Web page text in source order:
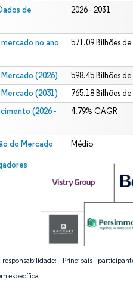
de
2026 - 2031
no ano
571.09 Bilhões
(2026) 598.45 Bilhões
(2031) 765.18 Bilhões
(2026 -
4.79% CAGR
do Mercado Médio
Principais
específica
Intelligence. O reuso requer atribuição
CC BY 4.0.